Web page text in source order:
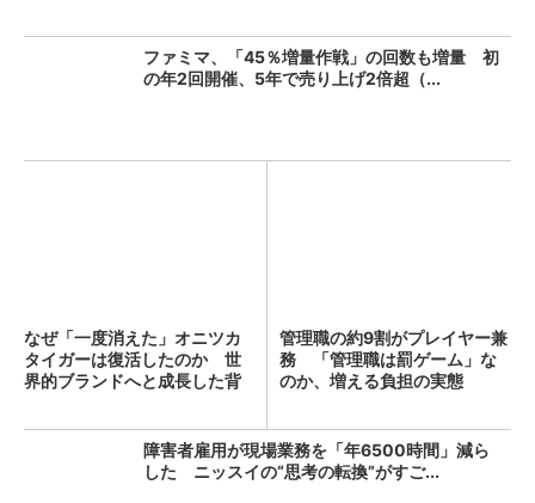
ファミマ、「45％増量作戦」の回数も増量 初
の年2回開催、5年で売り上げ2倍超（...
なぜ「一度消えた」オニツカ
タイガーは復活したのか 世
界的ブランドへと成長した背
管理職の約9割がプレイヤー兼
務 「管理職は罰ゲーム」な
のか、増える負担の実態
障害者雇用が現場業務を「年6500時間」減ら
した ニッスイの“思考の転換”がすご...